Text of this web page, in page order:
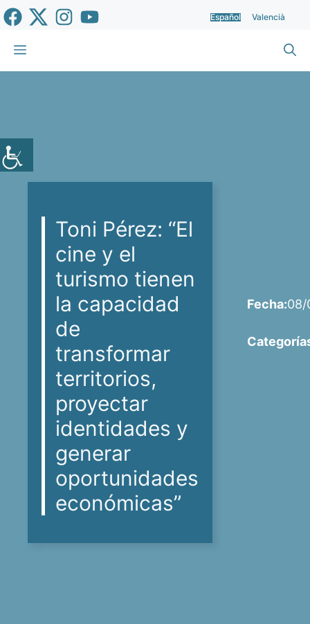
Saltar
al
contenido
Español Valencià
Menú
Toni Pérez: “El
cine y el
turismo tienen
la capacidad
de
transformar
territorios,
proyectar
identidades y
generar
oportunidades
económicas”
Fecha:08/